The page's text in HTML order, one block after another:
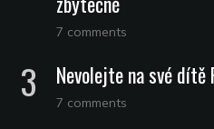
7 comments
Nevolejte na své dítě
7 comments